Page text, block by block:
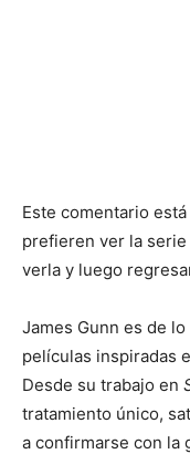
Este comentario
prefieren ver la
verla y luego
James Gunn es de
películas inspiradas
Desde su trabajo en
tratamiento único,
a confirmarse con la